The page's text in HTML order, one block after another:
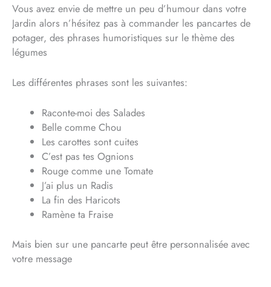
Vous avez envie de mettre un peu d’humour dans votre
Jardin alors n’hésitez pas à commander les pancartes de
potager, des phrases humoristiques sur le thème des
légumes
Les différentes phrases sont les suivantes:
Raconte-moi des Salades
Belle comme Chou
Les carottes sont cuites
C’est pas tes Ognions
Rouge comme une Tomate
J’ai plus un Radis
La fin des Haricots
Ramène ta Fraise
Mais bien sur une pancarte peut être personnalisée avec
votre message